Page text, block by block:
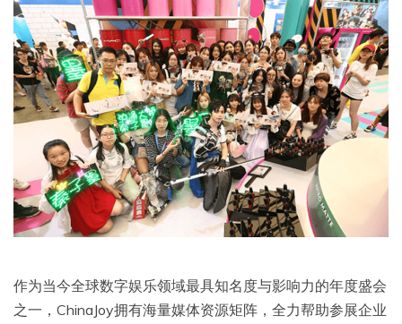
作为当今全球数字娱乐领域最具知名度与影响力的年度盛会
之一，ChinaJoy拥有海量媒体资源矩阵，全力帮助参展企业